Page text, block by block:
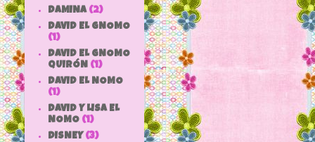
DAMINA (2)
DAVID EL GNOMO
(1)
DAVID EL GNOMO
QUIRÓN (1)
DAVID EL NOMO
(1)
DAVID Y LISA EL
NOMO (1)
DISNEY (3)